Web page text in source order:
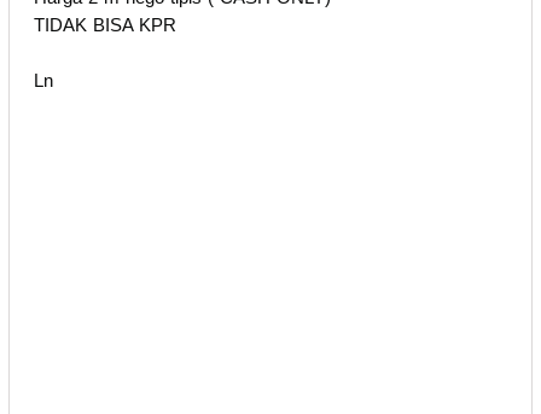
TIDAK BISA KPR
Ln